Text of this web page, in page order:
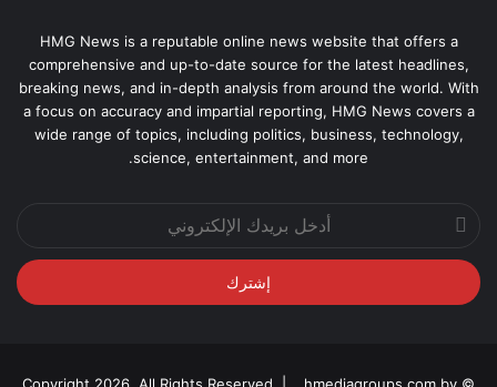
HMG News is a reputable online news website that offers a
comprehensive and up-to-date source for the latest headlines,
breaking news, and in-depth analysis from around the world. With
a focus on accuracy and impartial reporting, HMG News covers a
wide range of topics, including politics, business, technology,
science, entertainment, and more.
أدخل
بريدك
الإلكتروني